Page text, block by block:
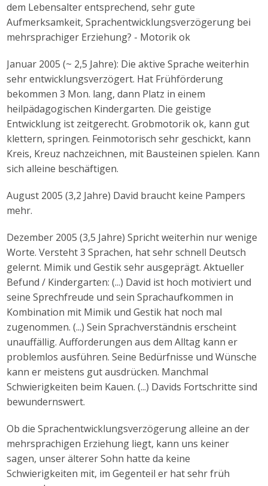
dem Lebensalter entsprechend, sehr gute
Aufmerksamkeit, Sprachentwicklungsverzögerung bei
mehrsprachiger Erziehung? - Motorik ok
Januar 2005 (~ 2,5 Jahre): Die aktive Sprache weiterhin
sehr entwicklungsverzögert. Hat Frühförderung
bekommen 3 Mon. lang, dann Platz in einem
heilpädagogischen Kindergarten. Die geistige
Entwicklung ist zeitgerecht. Grobmotorik ok, kann gut
klettern, springen. Feinmotorisch sehr geschickt, kann
Kreis, Kreuz nachzeichnen, mit Bausteinen spielen. Kann
sich alleine beschäftigen.
August 2005 (3,2 Jahre) David braucht keine Pampers
mehr.
Dezember 2005 (3,5 Jahre) Spricht weiterhin nur wenige
Worte. Versteht 3 Sprachen, hat sehr schnell Deutsch
gelernt. Mimik und Gestik sehr ausgeprägt. Aktueller
Befund / Kindergarten: (...) David ist hoch motiviert und
seine Sprechfreude und sein Sprachaufkommen in
Kombination mit Mimik und Gestik hat noch mal
zugenommen. (...) Sein Sprachverständnis erscheint
unauffällig. Aufforderungen aus dem Alltag kann er
problemlos ausführen. Seine Bedürfnisse und Wünsche
kann er meistens gut ausdrücken. Manchmal
Schwierigkeiten beim Kauen. (...) Davids Fortschritte sind
bewundernswert.
Ob die Sprachentwicklungsverzögerung alleine an der
mehrsprachigen Erziehung liegt, kann uns keiner
sagen, unser älterer Sohn hatte da keine
Schwierigkeiten mit, im Gegenteil er hat sehr früh